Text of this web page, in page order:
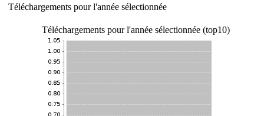
Téléchargements pour l'année sélectionnée
Téléchargements pour l'année sélectionnée (top10)